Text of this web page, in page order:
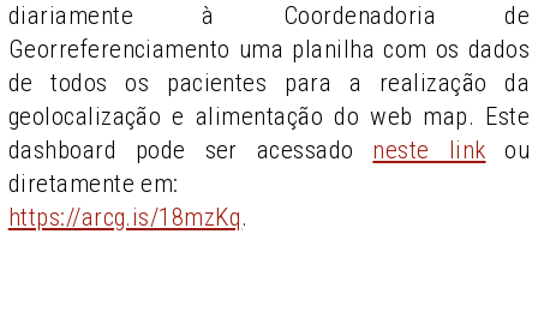
diariamente à Coordenadoria de
Georreferenciamento uma planilha com os dados
de todos os pacientes para a realização da
geolocalização e alimentação do web map. Este
dashboard pode ser acessado neste link ou
diretamente em:
https://arcg.is/18mzKq.